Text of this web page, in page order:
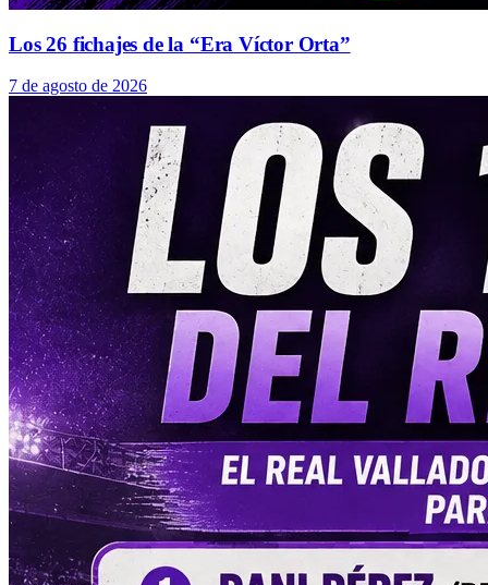
Los 26 fichajes de la “Era Víctor Orta”
7 de agosto de 2026